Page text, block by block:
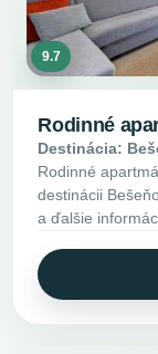
9.7
Rodinné
Destinácia:
Rodinné
destinácii
a ďalšie